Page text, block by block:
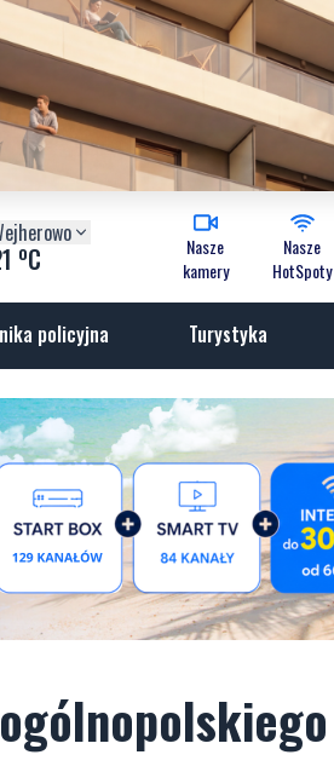
oC
Nasze
kamery
Nasze
HotSpoty
policyjna Turystyka